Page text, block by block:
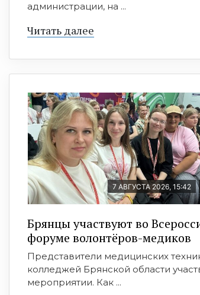
администрации, на ...
Читать далее
7 АВГУСТА 2026, 15:42
Брянцы участвуют во
форуме волонтёров-медиков
Представители медицинских
колледжей Брянской области
мероприятии. Как ...